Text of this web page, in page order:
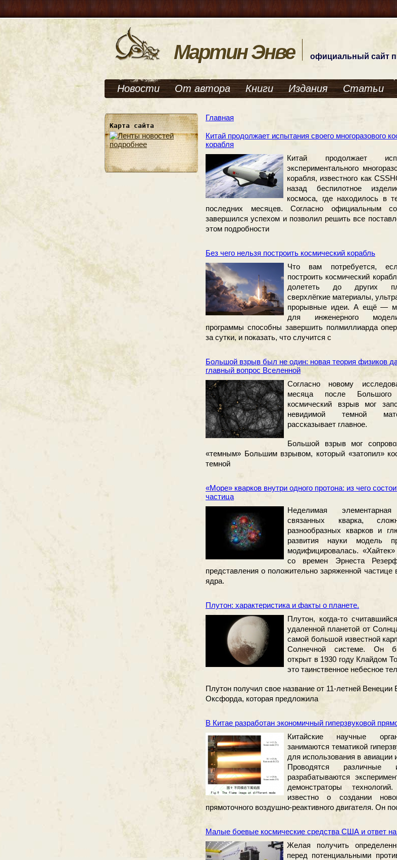
Мартин Энве официальный сайт
Новости От автора Книги Издания Статьи
Карта сайта
подробнее
Главная
Китай продолжает испытания своего многоразового
корабля
Китай продолжает
экспериментального
корабля, известного как
назад беспилотное
космоса, где находилось в
последних месяцев. Согласно официальным
завершился успехом и позволил решить все
этом подробности
Без чего нельзя построить космический корабль
Что вам потребуется,
построить космический
долететь до других
сверхлёгкие материалы,
прорывные идеи. А ещё —
для инженерного
программы способны завершить полмиллиарда
за сутки, и показать, что случится с
Большой взрыв был не один: новая теория физиков
главный вопрос Вселенной
Согласно новому
месяца после
космический взрыв мог
невидимой темной
рассказывает главное.
Большой взрыв мог
«темным» Большим взрывом, который «затопил»
темной
«Море» кварков внутри одного протона: из чего
частица
Неделимая
связанных кварка,
разнообразных кварков и
развития науки модель
модифицировалась. «Хайтек»
со времен Эрнеста
представления о положительно заряженной частице
ядра.
Плутон: характеристика и факты о планете.
Плутон, когда-то
удаленной планетой от
самой большой известной
Солнечной системе. Он
открыт в 1930 году Клайдом
это таинственное небесное
Плутон получил свое название от 11-летней Венеции
Оксфорда, которая предложила
В Китае разработан экономичный гиперзвуковой
Китайские научные
занимаются тематикой
для использования в авиации
Проводятся различные
разрабатываются
демонстраторы
известно о создании
прямоточного воздушно-реактивного двигателя. Он
Малые боевые космические средства США и ответ на
Желая получить
перед потенциальными